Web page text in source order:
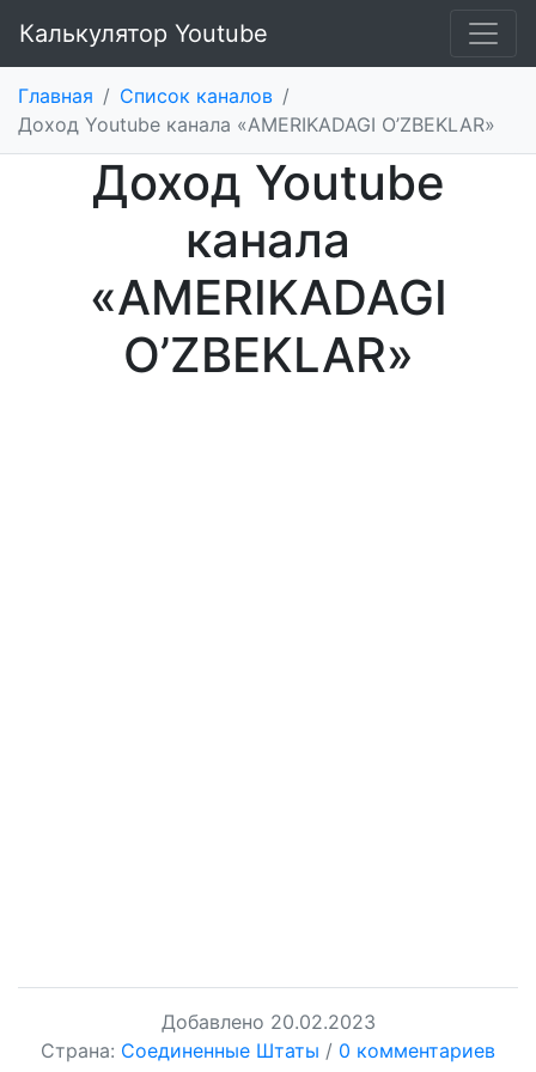
Калькулятор Youtube
Главная / Список каналов /
Доход Youtube канала «AMERIKADAGI O’ZBEKLAR»
Доход Youtube
канала
«AMERIKADAGI
O’ZBEKLAR»
Добавлено 20.02.2023
Страна: Соединенные Штаты / 0 комментариев